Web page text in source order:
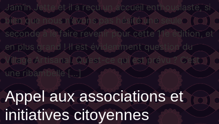
Jam’in Jette et il a reçu un accueil enthousiaste, si
bien que nous n’avons pas hésité une seule
seconde à le faire revenir pour cette 11e édition, et
en plus grand ! Il est évidemment question du
Village Artisanal. Qu’est-ce qui est prévu ? C’est
une ribambelle […]
Appel aux associations et
initiatives citoyennes